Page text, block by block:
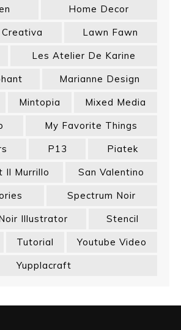
Home Decor
Lawn Fawn
Les Atelier De Karine
Marianne Design
Mintopia
Mixed Media
My Favorite Things
P13
Piatek
Il Murrillo
San Valentino
Spectrum Noir
Illustrator
Stencil
Tutorial
Youtube Video
Yupplacraft